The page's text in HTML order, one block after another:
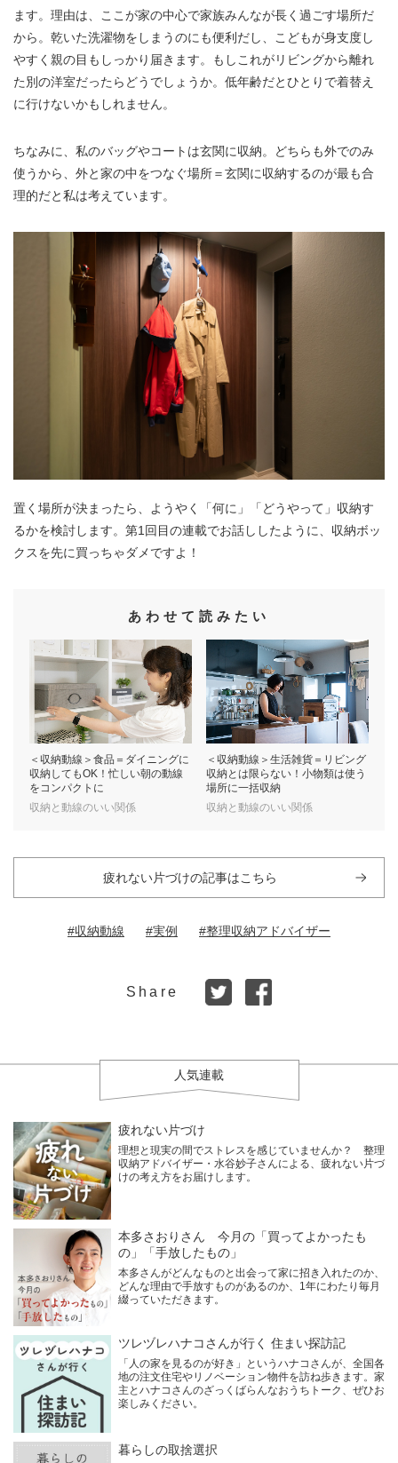
ます。理由は、ここが家の中心で家族みんなが長く過ごす場所だ
から。乾いた洗濯物をしまうのにも便利だし、こどもが身支度し
やすく親の目もしっかり届きます。もしこれがリビングから離れ
た別の洋室だったらどうでしょうか。低年齢だとひとりで着替え
に行けないかもしれません。
ちなみに、私のバッグやコートは玄関に収納。どちらも外でのみ
使うから、外と家の中をつなぐ場所＝玄関に収納するのが最も合
理的だと私は考えています。
置く場所が決まったら、ようやく「何に」「どうやって」収納す
るかを検討します。第1回目の連載でお話ししたように、収納ボッ
クスを先に買っちゃダメですよ！
あわせて読みたい
＜収納動線＞食品＝ダイニングに
収納してもOK！忙しい朝の動線
をコンパクトに
収納と動線のいい関係
＜収納動線＞生活雑貨＝リビング
収納とは限らない！小物類は使う
場所に一括収納
収納と動線のいい関係
疲れない片づけの記事はこちら
#収納動線 #実例 #整理収納アドバイザー
Share
人気連載
疲れない片づけ
理想と現実の間でストレスを感じていませんか？ 整理
収納アドバイザー・水谷妙子さんによる、疲れない片づ
けの考え方をお届けします。
本多さおりさん 今月の「買ってよかったも
の」「手放したもの」
本多さんがどんなものと出会って家に招き入れたのか、
どんな理由で手放すものがあるのか、1年にわたり毎月
綴っていただきます。
ツレヅレハナコさんが行く 住まい探訪記
「人の家を見るのが好き」というハナコさんが、全国各
地の注文住宅やリノベーション物件を訪ね歩きます。家
主とハナコさんのざっくばらんなおうちトーク、ぜひお
楽しみください。
暮らしの取捨選択